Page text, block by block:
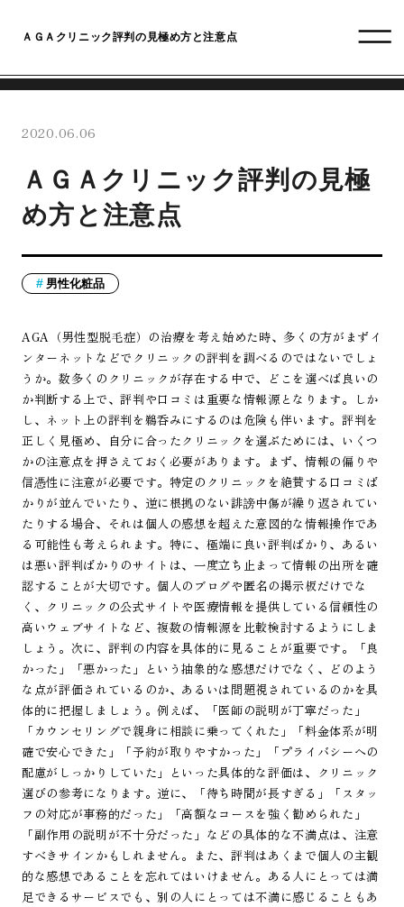
ＡＧＡクリニック評判の見極め方と注意点
2020.06.06
ＡＧＡクリニック評判の見極
め方と注意点
男性化粧品
AGA（男性型脱毛症）の治療を考え始めた時、多くの方がまずイ
ンターネットなどでクリニックの評判を調べるのではないでしょ
うか。数多くのクリニックが存在する中で、どこを選べば良いの
か判断する上で、評判や口コミは重要な情報源となります。しか
し、ネット上の評判を鵜呑みにするのは危険も伴います。評判を
正しく見極め、自分に合ったクリニックを選ぶためには、いくつ
かの注意点を押さえておく必要があります。まず、情報の偏りや
信憑性に注意が必要です。特定のクリニックを絶賛する口コミば
かりが並んでいたり、逆に根拠のない誹謗中傷が繰り返されてい
たりする場合、それは個人の感想を超えた意図的な情報操作であ
る可能性も考えられます。特に、極端に良い評判ばかり、あるい
は悪い評判ばかりのサイトは、一度立ち止まって情報の出所を確
認することが大切です。個人のブログや匿名の掲示板だけでな
く、クリニックの公式サイトや医療情報を提供している信頼性の
高いウェブサイトなど、複数の情報源を比較検討するようにしま
しょう。次に、評判の内容を具体的に見ることが重要です。「良
かった」「悪かった」という抽象的な感想だけでなく、どのよう
な点が評価されているのか、あるいは問題視されているのかを具
体的に把握しましょう。例えば、「医師の説明が丁寧だった」
「カウンセリングで親身に相談に乗ってくれた」「料金体系が明
確で安心できた」「予約が取りやすかった」「プライバシーへの
配慮がしっかりしていた」といった具体的な評価は、クリニック
選びの参考になります。逆に、「待ち時間が長すぎる」「スタッ
フの対応が事務的だった」「高額なコースを強く勧められた」
「副作用の説明が不十分だった」などの具体的な不満点は、注意
すべきサインかもしれません。また、評判はあくまで個人の主観
的な感想であることを忘れてはいけません。ある人にとっては満
足できるサービスでも、別の人にとっては不満に感じることもあ